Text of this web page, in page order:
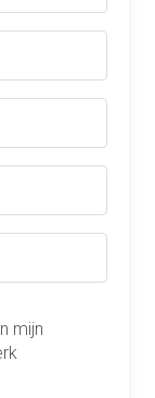
mijn